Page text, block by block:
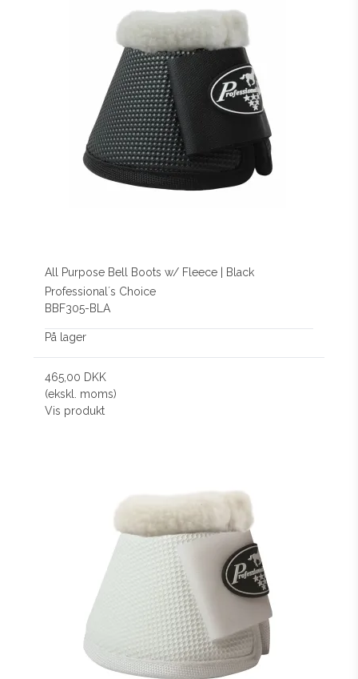
All Purpose Bell Boots w/ Fleece | Black
Professional´s Choice
BBF305-BLA
På lager
465,00 DKK
(ekskl. moms)
Vis produkt